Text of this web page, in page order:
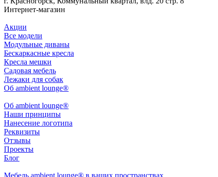
Интернет-магазин
Акции
Все модели
Модульные диваны
Бескаркасные кресла
Кресла мешки
Садовая мебель
Лежаки для собак
Об ambient lounge®
Oб ambient lounge®
Наши принципы
Нанесение логотипа
Реквизиты
Отзывы
Проекты
Блог